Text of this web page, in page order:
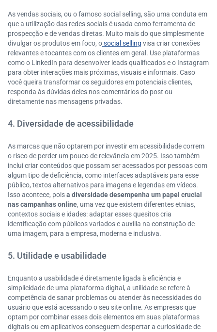
As vendas sociais, ou o famoso social selling, são uma conduta em
que a utilização das redes sociais é usada como ferramenta de
prospecção e de vendas diretas. Muito mais do que simplesmente
divulgar os produtos em foco, osocial selling visa criar conexões
relevantes e tocantes com os clientes em geral. Use plataformas
como o LinkedIn para desenvolver leads qualificados e o Instagram
para obter interações mais próximas, visuais e informais. Caso
você queira transformar os seguidores em potenciais clientes,
responda às dúvidas deles nos comentários do post ou
diretamente nas mensagens privadas.
4. Diversidade de acessibilidade
As marcas que não optarem por investir em acessibilidade correm
o risco de perder um pouco de relevância em 2025. Isso também
inclui criar conteúdos que possam ser acessados por pessoas com
algum tipo de deficiência, como interfaces adaptáveis para esse
público, textos alternativos para imagens e legendas em vídeos.
Isso acontece, poisa diversidade desempenha um papel crucial
nas campanhas online, uma vez que existem diferentes etnias,
contextos sociais e idades: adaptar esses quesitos cria
identificação com públicos variados e auxilia na construção de
uma imagem, para a empresa, moderna e inclusiva.
5. Utilidade e usabilidade
Enquanto a usabilidade é diretamente ligada à eficiência e
simplicidade de uma plataforma digital, a utilidade se refere à
competência de sanar problemas ou atender às necessidades do
usuário que está acessando o seu site online. As empresas que
optam por combinar esses dois elementos em suas plataformas
digitais ou em aplicativos conseguem despertar a curiosidade de